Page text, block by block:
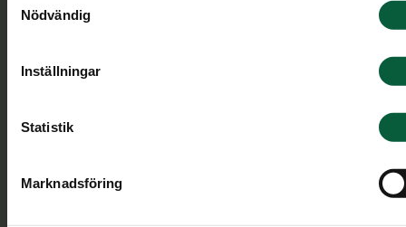
Nödvändig
Inställningar
Statistik
Marknadsföring